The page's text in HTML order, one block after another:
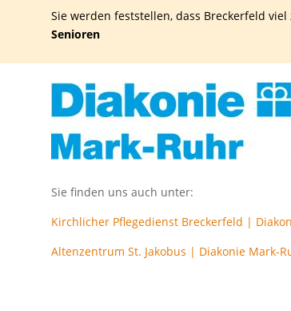
Sie werden feststellen, dass Breckerfeld
Senioren
Sie finden uns auch unter:
Kirchlicher Pflegedienst Breckerfeld |
Altenzentrum St. Jakobus | Diakonie Mark-